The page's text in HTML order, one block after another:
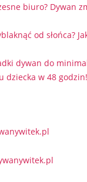
biuro? Dywan
od słońca?
dywan do
dziecka w 48